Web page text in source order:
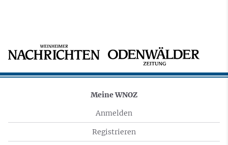
Meine WNOZ
Anmelden
Registrieren